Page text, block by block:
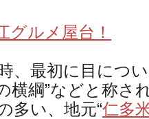
グルメ屋台！
、最初に目につ
横綱”などと称さ
多い、地元“仁多